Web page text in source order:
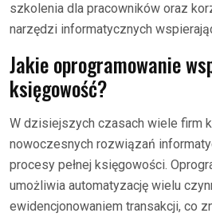
szkolenia dla pracowników oraz
narzędzi informatycznych
Jakie oprogramowanie
księgowość?
W dzisiejszych czasach wiele firm
nowoczesnych rozwiązań
procesy pełnej księgowości.
umożliwia automatyzację wielu
ewidencjonowaniem transakcji, co